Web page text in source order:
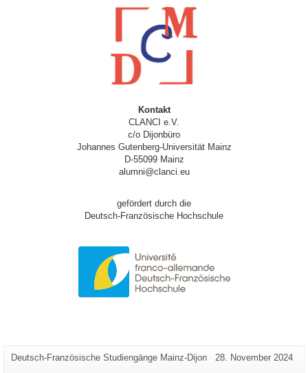
Kontakt
CLANCI e.V.
c/o Dijonbüro
Johannes Gutenberg-Universität Mainz
D-55099 Mainz
alumni@clanci.eu
gefördert durch die
Deutsch-Französische Hochschule
Zusätzliche
Seiten-
Deutsch-Französische Studiengänge Mainz-Dijon
Letzte
28. November 2024